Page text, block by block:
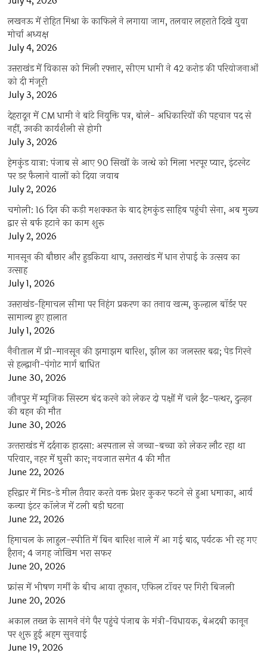
लखनऊ में रोहित मिश्रा के काफिले ने लगाया जाम, तलवार लहराते दिखे युवा
मोर्चा अध्यक्ष
July 4, 2026
उत्तराखंड में विकास को मिली रफ्तार, सीएम धामी ने 42 करोड़ की परियोजनाओं
को दी मंजूरी
July 3, 2026
देहरादून में CM धामी ने बांटे नियुक्ति पत्र, बोले- अधिकारियों की पहचान पद से
नहीं, उनकी कार्यशैली से होगी
July 3, 2026
हेमकुंड यात्रा: पंजाब से आए 90 सिखों के जत्थे को मिला भरपूर प्यार, इंटरनेट
पर डर फैलाने वालों को दिया जवाब
July 2, 2026
चमोली: 16 दिन की कड़ी मशक्कत के बाद हेमकुंड साहिब पहुंची सेना, अब मुख्य
द्वार से बर्फ हटाने का काम शुरू
July 2, 2026
मानसून की बौछार और हुड़किया थाप, उत्तराखंड में धान रोपाई के उत्सव का
उत्साह
July 1, 2026
उत्तराखंड-हिमाचल सीमा पर निहंग प्रकरण का तनाव खत्म, कुल्हाल बॉर्डर पर
सामान्य हुए हालात
July 1, 2026
नैनीताल में प्री-मानसून की झमाझम बारिश, झील का जलस्तर बढ़ा; पेड़ गिरने
से हल्द्वानी-पंगोट मार्ग बाधित
June 30, 2026
जौनपुर में म्यूजिक सिस्टम बंद करने को लेकर दो पक्षों में चले ईंट-पत्थर, दुल्हन
की बहन की मौत
June 30, 2026
उत्‍तराखंड में दर्दनाक हादसा: अस्पताल से जच्चा-बच्चा को लेकर लौट रहा था
परिवार, नहर में घुसी कार; नवजात समेत 4 की मौत
June 22, 2026
हरिद्वार में मिड-डे मील तैयार करते वक्त प्रेशर कुकर फटने से हुआ धमाका, आर्य
कन्या इंटर कॉलेज में टली बड़ी घटना
June 22, 2026
हिमाचल के लाहुल-स्पीति में बिन बारिश नाले में आ गई बाढ़, पर्यटक भी रह गए
हैरान; 4 जगह जोखिम भरा सफर
June 20, 2026
फ्रांस में भीषण गर्मी के बीच आया तूफान, एफिल टॉवर पर गिरी बिजली
June 20, 2026
अकाल तख्त के सामने नंगे पैर पहुंचे पंजाब के मंत्री-विधायक, बेअदबी कानून
पर शुरू हुई अहम सुनवाई
June 19, 2026